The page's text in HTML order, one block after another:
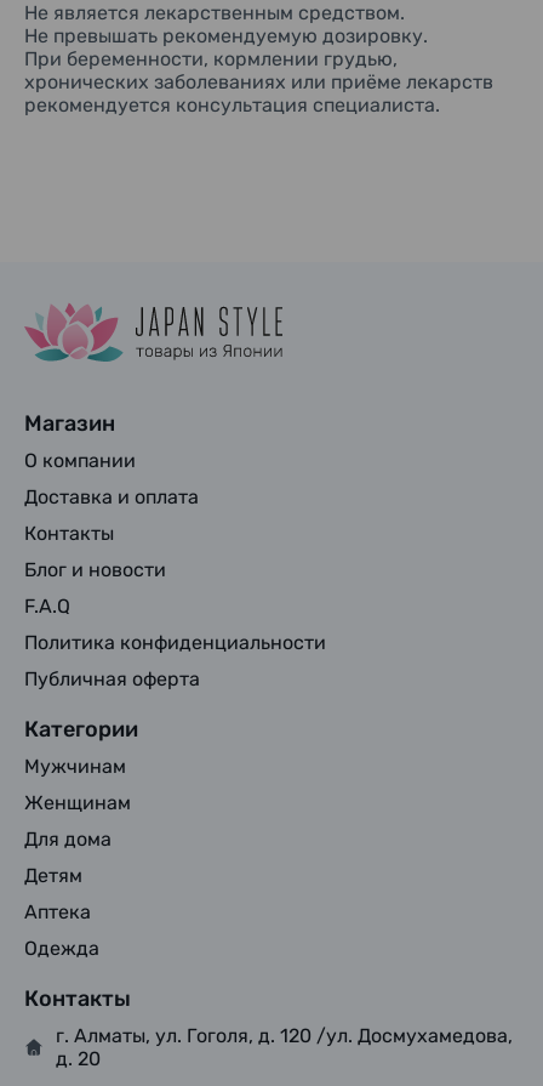
Не является лекарственным средством.
Не превышать рекомендуемую дозировку.
При беременности, кормлении грудью,
хронических заболеваниях или приёме лекарств
рекомендуется консультация специалиста.
Магазин
О компании
Доставка и оплата
Контакты
Блог и новости
F.A.Q
Политика конфиденциальности
Публичная оферта
Категории
Мужчинам
Женщинам
Для дома
Детям
Аптека
Одежда
Контакты
г. Алматы, ул. Гоголя, д. 120 /ул. Досмухамедова,
д. 20